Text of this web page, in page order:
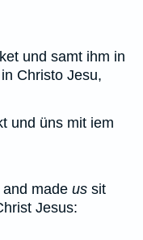
und samt ihm in
Christo Jesu,
und üns mit iem
made us sit
Jesus: